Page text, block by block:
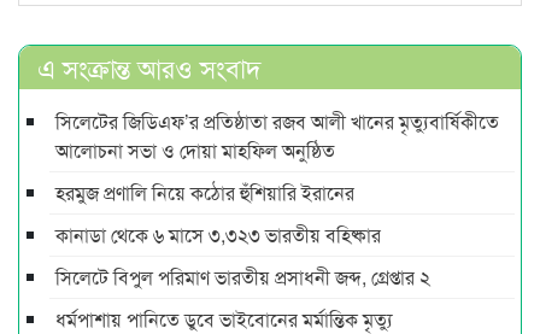
এ সংক্রান্ত আরও সংবাদ
সিলেটের জিডিএফ’র প্রতিষ্ঠাতা রজব আলী খানের মৃত্যুবার্ষিকীতে
আলোচনা সভা ও দোয়া মাহফিল অনুষ্ঠিত
হরমুজ প্রণালি নিয়ে কঠোর হুঁশিয়ারি ইরানের
কানাডা থেকে ৬ মাসে ৩,৩২৩ ভারতীয় বহিষ্কার
সিলেটে বিপুল পরিমাণ ভারতীয় প্রসাধনী জব্দ, গ্রেপ্তার ২
ধর্মপাশায় পানিতে ডুবে ভাইবোনের মর্মান্তিক মৃত্যু